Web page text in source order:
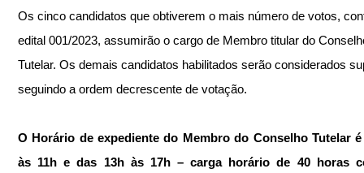
Os cinco candidatos que obtiverem o mais número de votos,
edital 001/2023, assumirão o cargo de Membro titular do
Tutelar. Os demais candidatos habilitados serão considerados
seguindo a ordem decrescente de votação.
O Horário de expediente do Membro do Conselho Tutelar
às 11h e das 13h às 17h – carga horário de 40 horas